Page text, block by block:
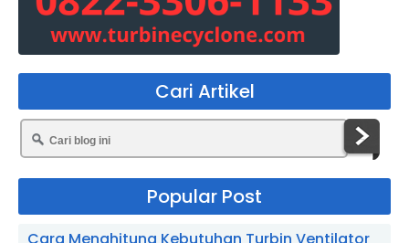
Cari Artikel
Popular Post